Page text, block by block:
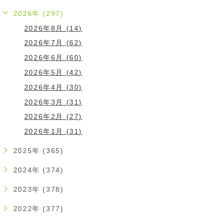
2026年 (297)
2026年8月 (14)
2026年7月 (62)
2026年6月 (60)
2026年5月 (42)
2026年4月 (30)
2026年3月 (31)
2026年2月 (27)
2026年1月 (31)
2025年 (365)
2024年 (374)
2023年 (378)
2022年 (377)